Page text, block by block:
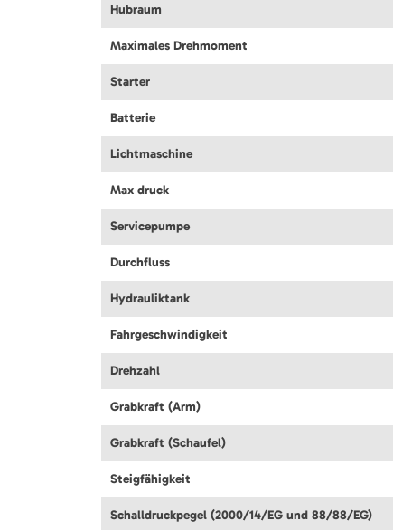
Hubraum
Maximales Drehmoment
Starter
Batterie
Lichtmaschine
Max druck
Servicepumpe
Durchfluss
Hydrauliktank
Fahrgeschwindigkeit
Drehzahl
Grabkraft (Arm)
Grabkraft (Schaufel)
Steigfähigkeit
Schalldruckpegel (2000/14/EG und 88/88/EG)